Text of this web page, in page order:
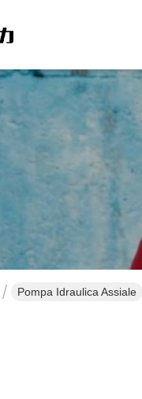
Pompa Idraulica Assiale